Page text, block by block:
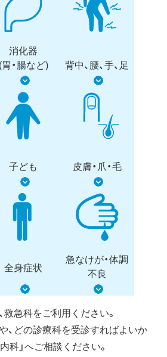
消化器
(胃・腸など)
背中、腰、手、足
子ども 皮膚・爪・毛
全身症状
急なけが・体調
不良
救急科をご利用ください。
、どの診療科を受診すればよいか
科」へご相談ください。